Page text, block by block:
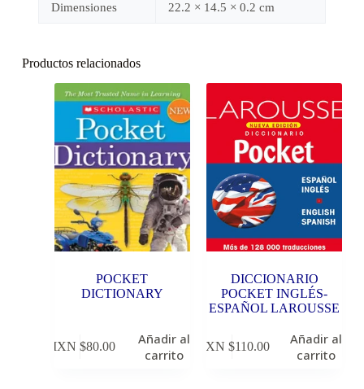
Dimensiones 22.2 × 14.5 × 0.2 cm
Productos relacionados
POCKET
DICTIONARY
MXN $80.00
Añadir al
carrito
DICCIONARIO
POCKET INGLÉS-
ESPAÑOL LAROUSSE
MXN $110.00
Añadir al
carrito